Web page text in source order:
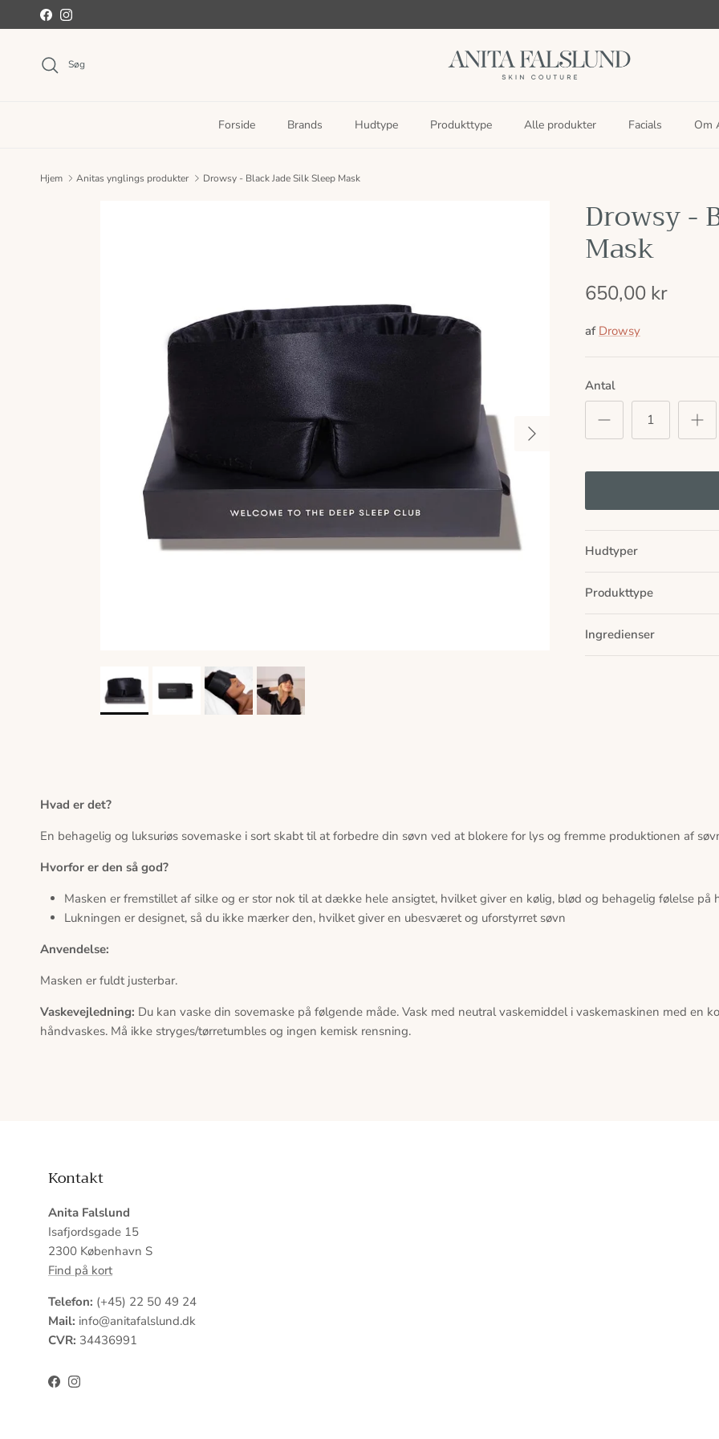
Spring til indhold
FacebookInstagram
Søg
Forside Brands Hudtype Produkttype Alle produkter Facials Om
Hjem Anitas ynglings produkter Drowsy - Black Jade Silk Sleep Mask
Næste
Drowsy -
Mask
650,00 kr
af Drowsy
Antal
Hudtyper
Produkttype
Ingredienser
Hvad er det?
En behagelig og luksuriøs sovemaske i sort skabt til at forbedre din søvn ved at blokere for lys og fremme produktionen af
Hvorfor er den så god?
Masken er fremstillet af silke og er stor nok til at dække hele ansigtet, hvilket giver en kølig, blød og behagelig følelse på
Lukningen er designet, så du ikke mærker den, hvilket giver en ubesværet og uforstyrret søvn
Anvendelse:
Masken er fuldt justerbar.
Vaskevejledning: Du kan vaske din sovemaske på følgende måde. Vask med neutral vaskemiddel i vaskemaskinen med en
håndvaskes. Må ikke stryges/tørretumbles og ingen kemisk rensning.
Kontakt
Anita Falslund
Isafjordsgade 15
2300 København S
Find på kort
Telefon: (+45) 22 50 49 24
Mail: info@anitafalslund.dk
CVR: 34436991
FacebookInstagram